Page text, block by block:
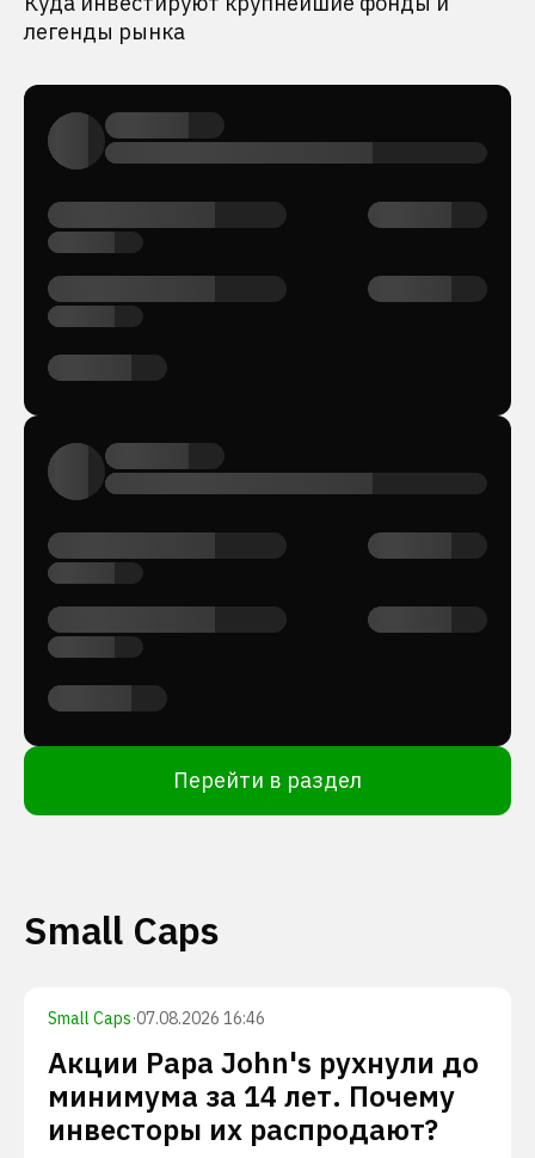
легенды рынка
Перейти в раздел
Small Caps
Small Caps·07.08.2026 16:46
Акции Papa John's рухнули до
минимума за 14 лет. Почему
инвесторы их распродают?